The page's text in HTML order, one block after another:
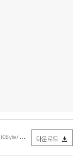
(0Byte / 다운로드 314회) 다운로드